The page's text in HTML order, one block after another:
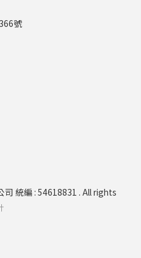
號
統編 : 54618831 . All rights